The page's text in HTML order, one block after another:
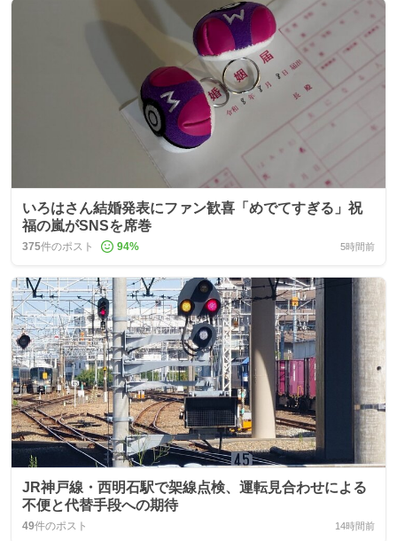
いろはさん結婚発表にファン歓喜「めでてすぎる」祝
福の嵐がSNSを席巻
375件のポスト 94% 5時間前
JR神戸線・西明石駅で架線点検、運転見合わせによる
不便と代替手段への期待
49件のポスト 14時間前